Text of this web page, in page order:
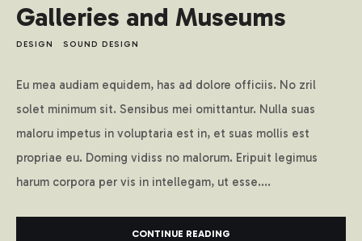
Galleries and Museums
DESIGN SOUND DESIGN
Eu mea audiam equidem, has ad dolore officiis. No zril
solet minimum sit. Sensibus mei omittantur. Nulla suas
maloru impetus in voluptaria est in, et suas mollis est
propriae eu. Doming vidiss no malorum. Eripuit legimus
harum corpora per vis in intellegam, ut esse....
CONTINUE READING